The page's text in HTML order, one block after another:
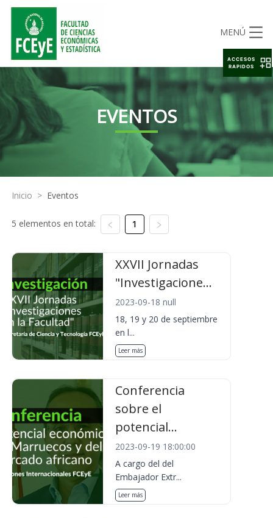
MENÚ
EVENTOS
Inicio > Eventos
5 elementos en total: 1
XXVII Jornadas
"Investigacione...
2023-09-18 null
18, 19 y 20 de septiembre
en l...
Leer más
Conferencia
sobre el
potencial...
2023-09-19 18:00:00
A cargo del del
Embajador Extr...
Leer más
ACCESOS
RAPIDOS